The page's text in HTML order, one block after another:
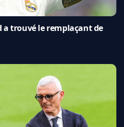
a trouvé le remplaçant de